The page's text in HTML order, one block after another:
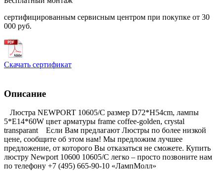
сертифицированным сервисным центром при покупке от 30
000 руб.
Скачать сертификат
Описание
Люстра NEWPORT 10605/C размер D72*Н54cm, лампы
5*E14*60W цвет арматуры frame сoffee-golden, crystal
transparant Если Вам предлагают Люстры по более низкой
цене, сообщите об этом нам! Мы предложим лучшее
предложение, от которого Вы отказаться не сможете. Купить
люстру Newport 10600 10605/C легко – просто позвоните нам
по телефону +7 (495) 665-90-10 «ЛампМолл»